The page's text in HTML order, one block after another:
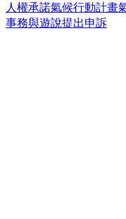
人權承諾氣候行動計畫
事務與遊說提出申訴